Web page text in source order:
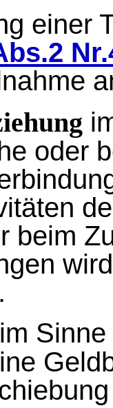
einer
oder
beim
Sinne